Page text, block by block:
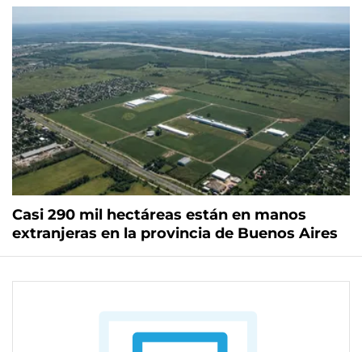
Casi 290 mil hectáreas están en manos
extranjeras en la provincia de Buenos Aires